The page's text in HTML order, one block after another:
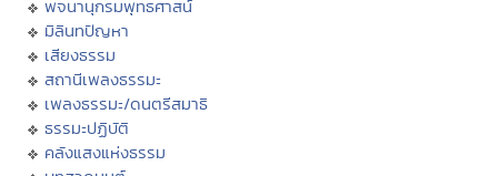
พจนานุกรมพุทธศาสน์
มิลินทปัญหา
เสียงธรรม
สถานีเพลงธรรมะ
เพลงธรรมะ/ดนตรีสมาธิ
ธรรมะปฏิบัติ
คลังแสงแห่งธรรม